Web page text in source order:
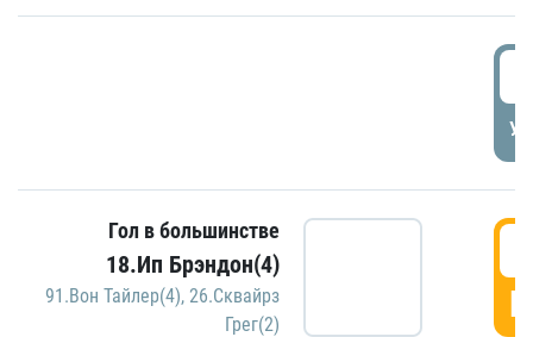
Гол в большинстве
18.Ип Брэндон(4)
91.Вон Тайлер(4), 26.Сквайрз
Грег(2)